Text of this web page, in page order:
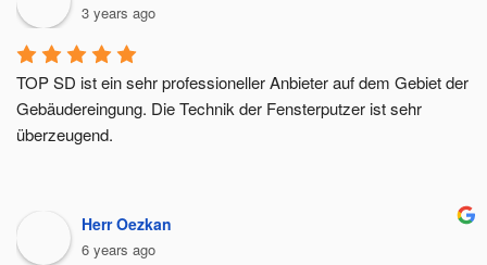
3 years ago
TOP SD ist ein sehr professioneller Anbieter auf dem Gebiet der
Gebäudereingung. Die Technik der Fensterputzer ist sehr
überzeugend.
Herr Oezkan
6 years ago